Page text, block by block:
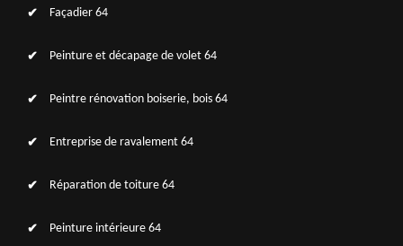
Façadier 64
Peinture et décapage de volet 64
Peintre rénovation boiserie, bois 64
Entreprise de ravalement 64
Réparation de toiture 64
Peinture intérieure 64